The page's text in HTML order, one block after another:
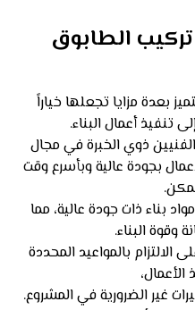
الطابوق
بعدة مزايا تجعلها خياراً
تنفيذ أعمال البناء.
ذوي الخبرة في مجال
بجودة عالية وبأسرع وقت
بناء ذات جودة عالية، مما
وقوة البناء.
بالمواعيد المحددة
الأعمال،
غير الضرورية في المشروع.